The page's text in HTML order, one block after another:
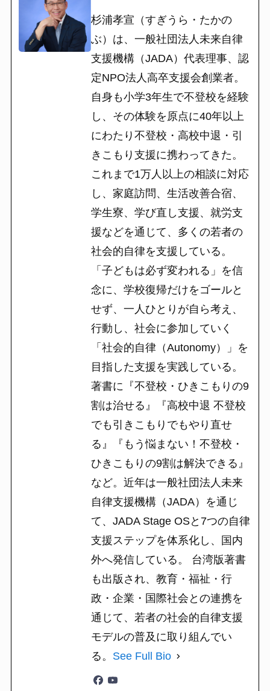
杉浦孝宣（すぎうら・たかの
ぶ）は、一般社団法人未来自律
支援機構（JADA）代表理事、認
定NPO法人高卒支援会創業者。
自身も小学3年生で不登校を経験
し、その体験を原点に40年以上
にわたり不登校・高校中退・引
きこもり支援に携わってきた。
これまで1万人以上の相談に対応
し、家庭訪問、生活改善合宿、
学生寮、学び直し支援、就労支
援などを通じて、多くの若者の
社会的自律を支援している。
「子どもは必ず変われる」を信
念に、学校復帰だけをゴールと
せず、一人ひとりが自ら考え、
行動し、社会に参加していく
「社会的自律（Autonomy）」を
目指した支援を実践している。
著書に『不登校・ひきこもりの9
割は治せる』『高校中退 不登校
でも引きこもりでもやり直せ
る』『もう悩まない！不登校・
ひきこもりの9割は解決できる』
など。近年は一般社団法人未来
自律支援機構（JADA）を通じ
て、JADA Stage OSと7つの自律
支援ステップを体系化し、国内
外へ発信している。 台湾版著書
も出版され、教育・福祉・行
政・企業・国際社会との連携を
通じて、若者の社会的自律支援
モデルの普及に取り組んでい
る。 See Full Bio